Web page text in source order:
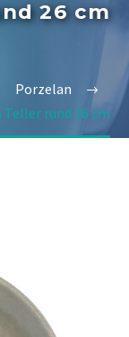
26 cm
Porzelan
Teller rund 26 cm